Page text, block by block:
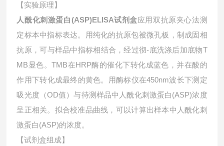
【实验原理】
人酰化刺激蛋白(ASP)ELISA试剂盒应用双抗原夹心法测
定标本中指标表达。用纯化的抗原包被微孔板，制成固相
抗原，可与样品中指标相结合，经过彻-底洗涤后加底物T
MB显色。TMB在HRP酶的催化下转化成蓝色，并在酸的
作用下转化成最终的黄色。用酶标仪在450nm波长下测定
吸光度（OD值）与待测样品中 人酰化刺激蛋白(ASP)浓度
呈正相关。拟合校准品曲线，可以计算出样本中 人酰化刺
激蛋白(ASP)的浓度。
【试剂盒组成】